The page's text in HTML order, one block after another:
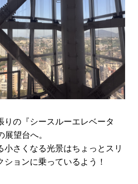
りの『シースルーエレベータ
望台へ。
小さくなる光景はちょっとスリ
ションに乗っているよう！